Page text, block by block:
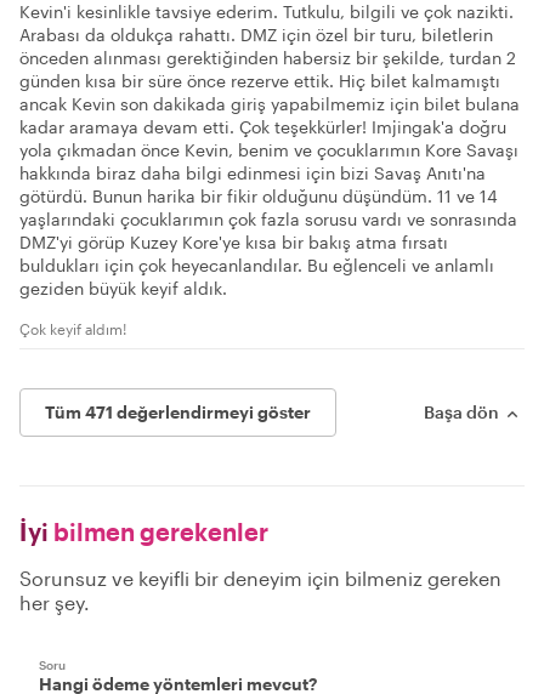
Kevin'i kesinlikle tavsiye ederim. Tutkulu, bilgili ve çok nazikti.
Arabası da oldukça rahattı. DMZ için özel bir turu, biletlerin
önceden alınması gerektiğinden habersiz bir şekilde, turdan 2
günden kısa bir süre önce rezerve ettik. Hiç bilet kalmamıştı
ancak Kevin son dakikada giriş yapabilmemiz için bilet bulana
kadar aramaya devam etti. Çok teşekkürler! Imjingak'a doğru
yola çıkmadan önce Kevin, benim ve çocuklarımın Kore Savaşı
hakkında biraz daha bilgi edinmesi için bizi Savaş Anıtı'na
götürdü. Bunun harika bir fikir olduğunu düşündüm. 11 ve 14
yaşlarındaki çocuklarımın çok fazla sorusu vardı ve sonrasında
DMZ'yi görüp Kuzey Kore'ye kısa bir bakış atma fırsatı
buldukları için çok heyecanlandılar. Bu eğlenceli ve anlamlı
geziden büyük keyif aldık.
Çok keyif aldım!
Tüm 471 değerlendirmeyi göster Başa dön
İyi bilmen gerekenler
Sorunsuz ve keyifli bir deneyim için bilmeniz gereken
her şey.
Soru
Hangi ödeme yöntemleri mevcut?